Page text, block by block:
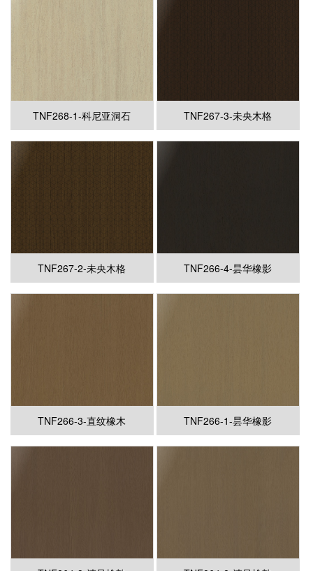
TNF268-1-科尼亚洞石 TNF267-3-未央木格
TNF267-2-未央木格 TNF266-4-昙华橡影
TNF266-3-直纹橡木 TNF266-1-昙华橡影